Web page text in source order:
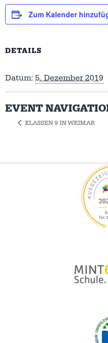
Zum Kalender
DETAILS
Datum: 5. Dezember 2019
EVENT
KLASSEN 9 IN WEIMAR